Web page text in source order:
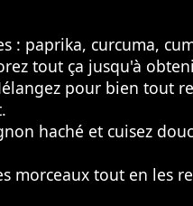
: paprika, curcuma,
tout ça jusqu'à
pour bien tout
haché et cuisez
morceaux tout en les